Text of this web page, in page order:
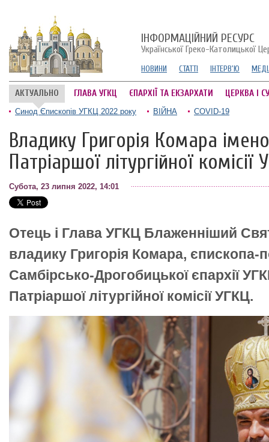
ІНФОРМАЦІЙНИЙ РЕСУРС
Української Греко-Католицької
НОВИНИ СТАТТІ ІНТЕРВ'Ю
АКТУАЛЬНО ГЛАВА УГКЦ ЄПАРХІЇ ТА ЕКЗАРХАТИ ЦЕРКВА І
Синод Єпископів УГКЦ 2022 року ВІЙНА COVID-19
Владику Григорія Комара
Патріаршої літургійної комісії
Субота, 23 липня 2022, 14:01
Отець і Глава УГКЦ Блаженніший
владику Григорія Комара, єпископа-
Самбірсько-Дрогобицької єпархії
Патріаршої літургійної комісії УГКЦ.